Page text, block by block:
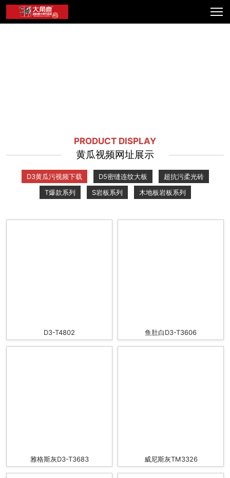
PRODUCT DISPLAY
黄瓜视频网址展示
D3黄瓜污视频下载 D5密缝连纹大板
超抗污柔光砖
T爆款系列
S岩板系列 木地板岩板系列
D3-T4802 鱼肚白D3-T3606
雅格斯灰D3-T3683 威尼斯灰TM3326